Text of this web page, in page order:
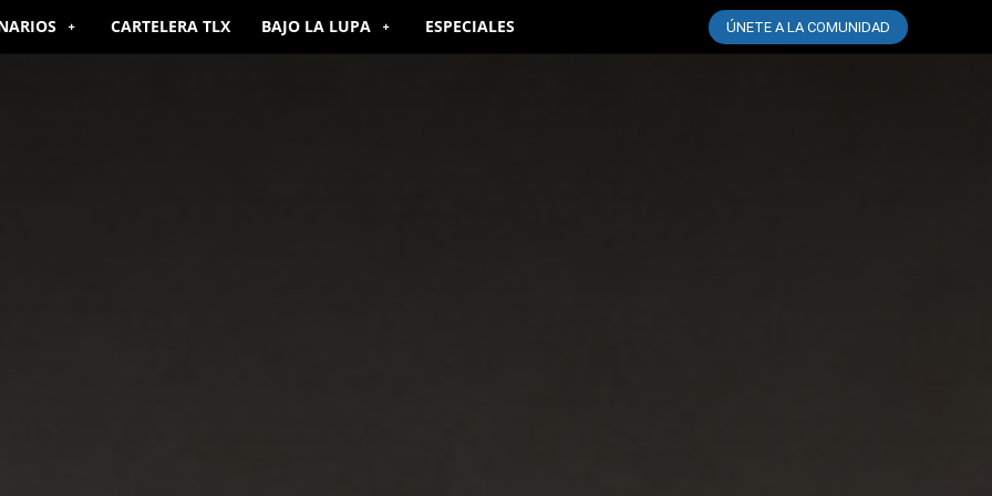
CARTELERA TLX BAJO LA LUPA ESPECIALES ÚNETE A LA COMUNIDAD